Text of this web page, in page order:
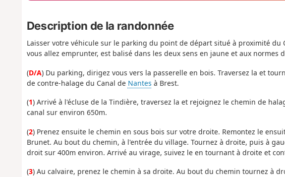
Description de la randonnée
Laisser votre véhicule sur le parking du point de départ situé à proximité du
vous allez emprunter, est balisé dans les deux sens en jaune et aux normes
(D/A) Du parking, dirigez vous vers la passerelle en bois. Traversez la et
de contre-halage du Canal de Nantes à Brest.
(1) Arrivé à l'écluse de la Tindière, traversez la et rejoignez le chemin de
canal sur environ 650m.
(2) Prenez ensuite le chemin en sous bois sur votre droite. Remontez le
Brunet. Au bout du chemin, à l'entrée du village. Tournez à droite, puis à
droit sur 400m environ. Arrivé au virage, suivez le en tournant à droite et
(3) Au calvaire, prenez le chemin à sa droite. Au bout du chemin tournez à